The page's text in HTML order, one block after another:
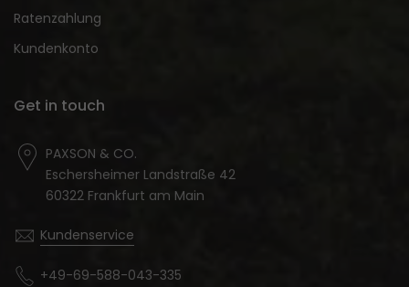
Ratenzahlung
Kundenkonto
Get in touch
PAXSON & CO.
Eschersheimer Landstraße 42
60322 Frankfurt am Main
Kundenservice
+49-69-588-043-335